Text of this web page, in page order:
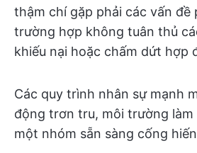
thậm chí gặp phải các vấn đề
trường hợp không tuân thủ
khiếu nại hoặc chấm dứt hợp
Các quy trình nhân sự mạnh
động trơn tru, môi trường
một nhóm sẵn sàng cống